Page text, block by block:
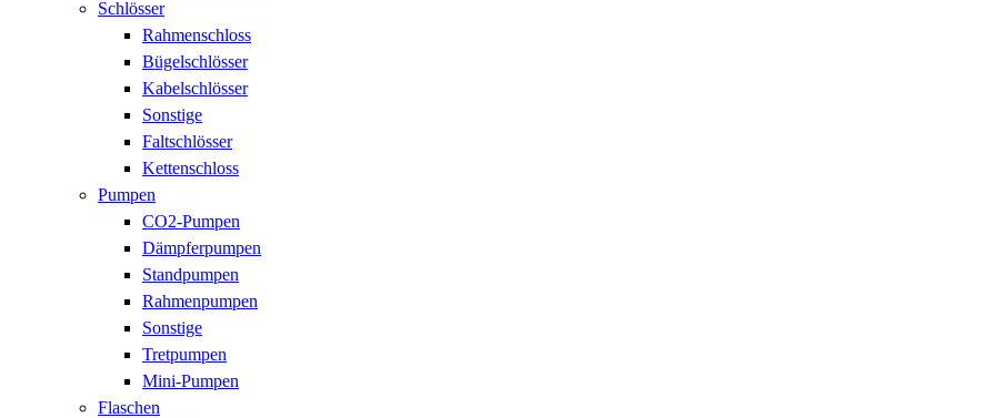
Schlösser
Rahmenschloss
Bügelschlösser
Kabelschlösser
Sonstige
Faltschlösser
Kettenschloss
Pumpen
CO2-Pumpen
Dämpferpumpen
Standpumpen
Rahmenpumpen
Sonstige
Tretpumpen
Mini-Pumpen
Flaschen